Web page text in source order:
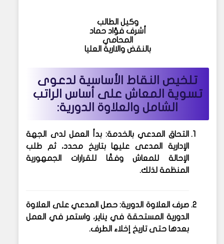
وكيل الطالب
أشرف فؤاد حماد
المحامي
بالنقض والاارية العليا
تلخيص النقاط الأساسية لدعوى
تسوية المعاش على أساس الراتب
الشامل والعلاوة الدورية:
التحاق المدعي بالخدمة: بدأ العمل لدى الجهة
الإدارية المدعى عليها بتاريخ محدد، ثم طلب
الإحالة للمعاش وفقًا للقرارات الجمهورية
المنظمة لذلك.
صرف العلاوة الدورية: حصل المدعي على العلاوة
الدورية المستحقة في يناير، واستمر في العمل
بعدها حتى تاريخ إخلاء الطرف.